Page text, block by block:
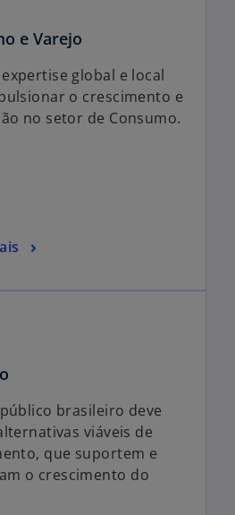
e Varejo
global e local
o crescimento e
no setor de Consumo.
brasileiro deve
viáveis de
que suportem e
o crescimento do